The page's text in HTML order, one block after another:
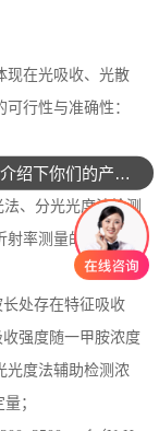
现在光吸收、光散
行性与准确性：
无色透明液体，对
、分光光度法检测
率测量的准确
长处存在特征吸收
强度随一甲胺浓度
光度法辅助检测浓
；